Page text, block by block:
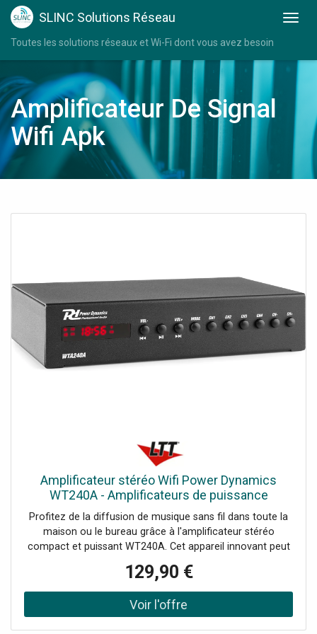
SLINC Solutions Réseau
Toutes les solutions réseaux et Wi-Fi dont vous avez besoin
Amplificateur De Signal
Wifi Apk
Amplificateur stéréo Wifi Power Dynamics
WT240A - Amplificateurs de puissance
bicanaux
Profitez de la diffusion de musique sans fil dans toute la
maison ou le bureau grâce à l'amplificateur stéréo
compact et puissant WT240A. Cet appareil innovant peut
système audio HiFi multi-pièces sans fil grâce à
l'amplificateur numérique de classe D intégré à la pointe
de la technologie. (puissance de 2x 40 Watt) Il est équipé
de la fonction WIFI pour connecter vos enceintes à votre
129,90 €